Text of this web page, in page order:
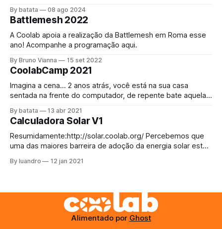
conectando pessoas através dessa rede mundial foi
convidada a bloquear a internet! O acesso à internet é um
direito universal[1] assim como o direito a
By batata 08 ago 2024
Battlemesh 2022
A Coolab apoia a realização da Battlemesh em Roma esse
ano! Acompanhe a programação aqui.
By Bruno Vianna 15 set 2022
CoolabCamp 2021
Imagina a cena… 2 anos atrás, você está na sua casa
sentada na frente do computador, de repente bate aquela
justo agora acabou a margarina. Como comer o pãozinho
da tarde assim? Bem, não tem escapatória, decide sair,
By batata 13 abr 2021
Calculadora Solar V1
Resumidamente:http://solar.coolab.org/ Percebemos que
uma das maiores barreira de adoção da energia solar está
quais equipamentos são necessários para esses sistemas
By luandro 12 jan 2021
Alimentado por Ghost